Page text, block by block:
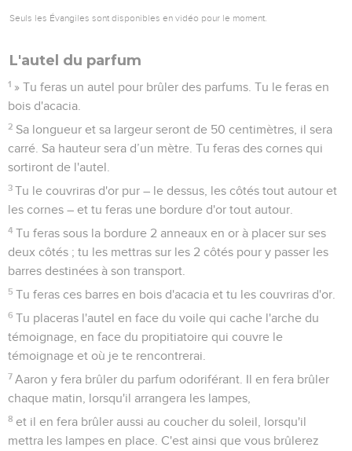
Seuls les Évangiles sont disponibles en vidéo pour le moment.
L'autel du parfum
1 » Tu feras un autel pour brûler des parfums. Tu le feras en
bois d'acacia.
2 Sa longueur et sa largeur seront de 50 centimètres, il sera
carré. Sa hauteur sera d’un mètre. Tu feras des cornes qui
sortiront de l'autel.
3 Tu le couvriras d'or pur – le dessus, les côtés tout autour et
les cornes – et tu feras une bordure d'or tout autour.
4 Tu feras sous la bordure 2 anneaux en or à placer sur ses
deux côtés ; tu les mettras sur les 2 côtés pour y passer les
barres destinées à son transport.
5 Tu feras ces barres en bois d'acacia et tu les couvriras d'or.
6 Tu placeras l'autel en face du voile qui cache l'arche du
témoignage, en face du propitiatoire qui couvre le
témoignage et où je te rencontrerai.
7 Aaron y fera brûler du parfum odoriférant. Il en fera brûler
chaque matin, lorsqu'il arrangera les lampes,
8 et il en fera brûler aussi au coucher du soleil, lorsqu'il
mettra les lampes en place. C'est ainsi que vous brûlerez